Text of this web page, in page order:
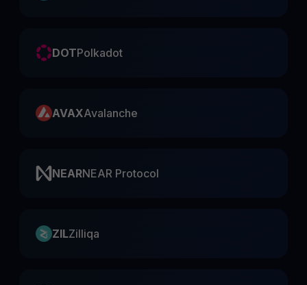
DOTPolkadot
AVAXAvalanche
NEARNEAR Protocol
ZILZilliqa